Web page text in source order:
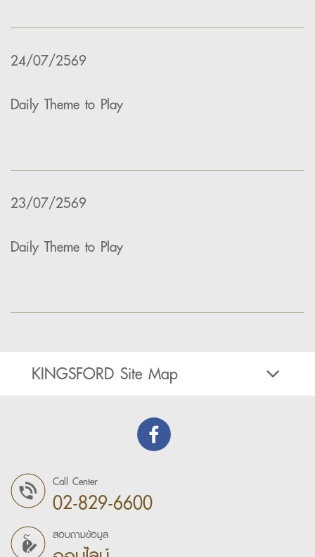
24/07/2569
Daily Theme to Play
23/07/2569
Daily Theme to Play
KINGSFORD Site Map
Call Center
02-829-6600
สอบถามข้อมูล